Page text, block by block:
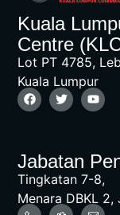
Kuala
Centre
Lot PT 4785,
Kuala Lumpur
Jabatan
Tingkatan 7-8,
Menara DBKL